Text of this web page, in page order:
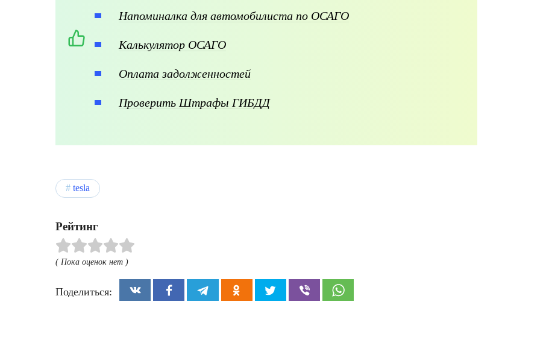
Напоминалка для автомобилиста по ОСАГО
Калькулятор ОСАГО
Оплата задолженностей
Проверить Штрафы ГИБДД
tesla
Рейтинг
( Пока оценок нет )
Поделиться: